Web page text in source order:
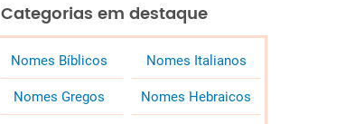
Categorias em destaque
Nomes Bíblicos Nomes Italianos
Nomes Gregos Nomes Hebraicos